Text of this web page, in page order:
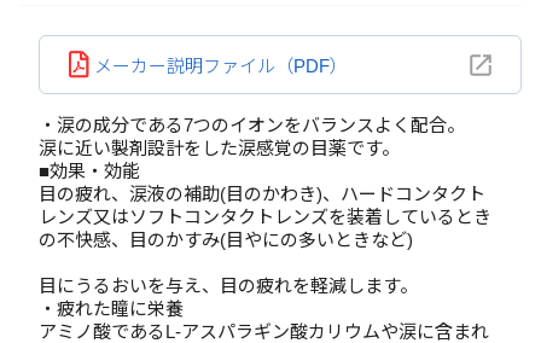
メーカー説明ファイル（PDF）
・涙の成分である7つのイオンをバランスよく配合。
涙に近い製剤設計をした涙感覚の目薬です。
■効果・効能
目の疲れ、涙液の補助(目のかわき)、ハードコンタクト
レンズ又はソフトコンタクトレンズを装着しているとき
の不快感、目のかすみ(目やにの多いときなど)
目にうるおいを与え、目の疲れを軽減します。
・疲れた瞳に栄養
アミノ酸であるL-アスパラギン酸カリウムや涙に含まれ